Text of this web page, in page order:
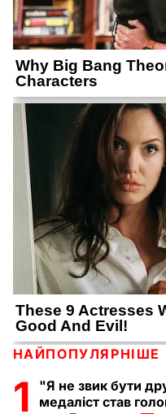
НАЙПОПУЛЯРНІШЕ
1
"Я не звик бути
медаліст став